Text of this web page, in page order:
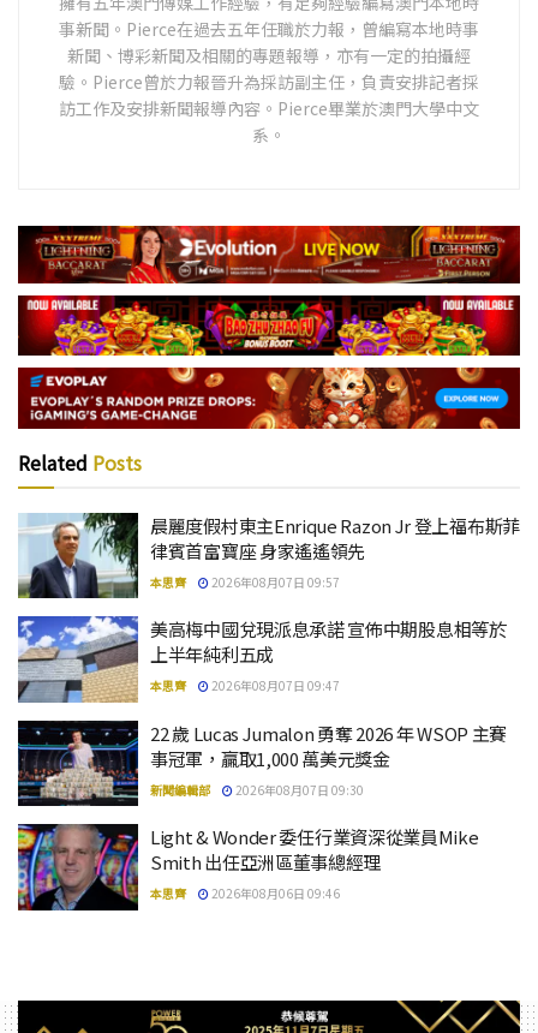
事新聞。Pierce在過去五年任職於力報，曾編寫本地時事
新聞、博彩新聞及相關的專題報導，亦有一定的拍攝經
驗。Pierce曾於力報晉升為採訪副主任，負責安排記者採
訪工作及安排新聞報導內容。Pierce畢業於澳門大學中文
系。
Related Posts
晨麗度假村東主Enrique Razon Jr 登上福布斯菲
律賓首富寶座 身家遙遙領先
本思齊 2026年08月07日 09:57
美高梅中國兌現派息承諾 宣佈中期股息相等於
上半年純利五成
本思齊 2026年08月07日 09:47
22 歲 Lucas Jumalon 勇奪 2026 年 WSOP 主賽
事冠軍，贏取1,000 萬美元獎金
新聞編輯部 2026年08月07日 09:30
Light & Wonder 委任行業資深從業員Mike
Smith 出任亞洲區董事總經理
本思齊 2026年08月06日 09:46